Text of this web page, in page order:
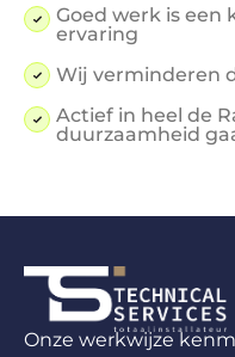
Goed werk is een
ervaring
Wij verminderen
Actief in heel de
duurzaamheid
Onze werkwijze